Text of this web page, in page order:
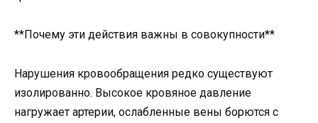
**Почему эти действия важны в совокупности**
Нарушения кровообращения редко существуют
изолированно. Высокое кровяное давление
нагружает артерии, ослабленные вены борются с